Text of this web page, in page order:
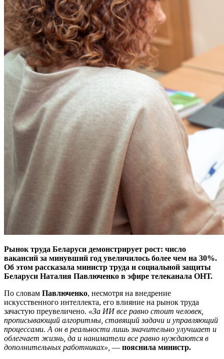
Рынок труда Беларуси демонстрирует рост: число
вакансий за минувший год увеличилось более чем на 30%.
Об этом рассказала министр труда и социальной защиты
Беларуси Наталия Павлюченко в эфире телеканала ОНТ.
По словам Павлюченко, несмотря на внедрение
искусственного интеллекта, его влияние на рынок труда
зачастую преувеличено. «За ИИ все равно стоит человек,
прописывающий алгоритмы, ставящий задачи и управляющий
процессами. А он в реальности лишь значительно улучшает и
облегчает жизнь, да и наниматели все равно нуждаются в
дополнительных работниках», — пояснила министр.